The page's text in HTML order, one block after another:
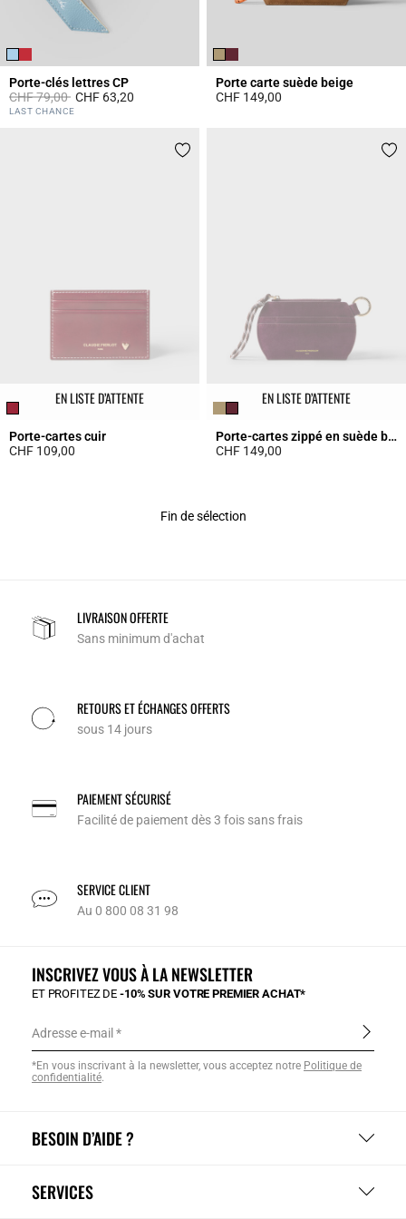
Porte-clés lettres CP
Prix réduit à partir de
CHF 79,00àCHF 63,20
3.7 out of 5 Customer Rating
LAST CHANCE
Porte carte suède beige
CHF 149,00
EN LISTE D’ATTENTE
Porte-cartes cuir
CHF 109,00
EN LISTE D’ATTENTE
Porte-cartes zippé en suède beige
CHF 149,00
Fin de sélection
LIVRAISON OFFERTE
Sans minimum d'achat
RETOURS ET ÉCHANGES OFFERTS
sous 14 jours
PAIEMENT SÉCURISÉ
Facilité de paiement dès 3 fois sans frais
SERVICE CLIENT
Au 0 800 08 31 98
BESOIN D’AIDE ?
SERVICES
INSCRIVEZ VOUS À LA NEWSLETTER
ET PROFITEZ DE-10% SUR VOTRE PREMIER ACHAT*
Adresse e-mail
*En vous inscrivant à la newsletter, vous acceptez notre Politique de
confidentialité.